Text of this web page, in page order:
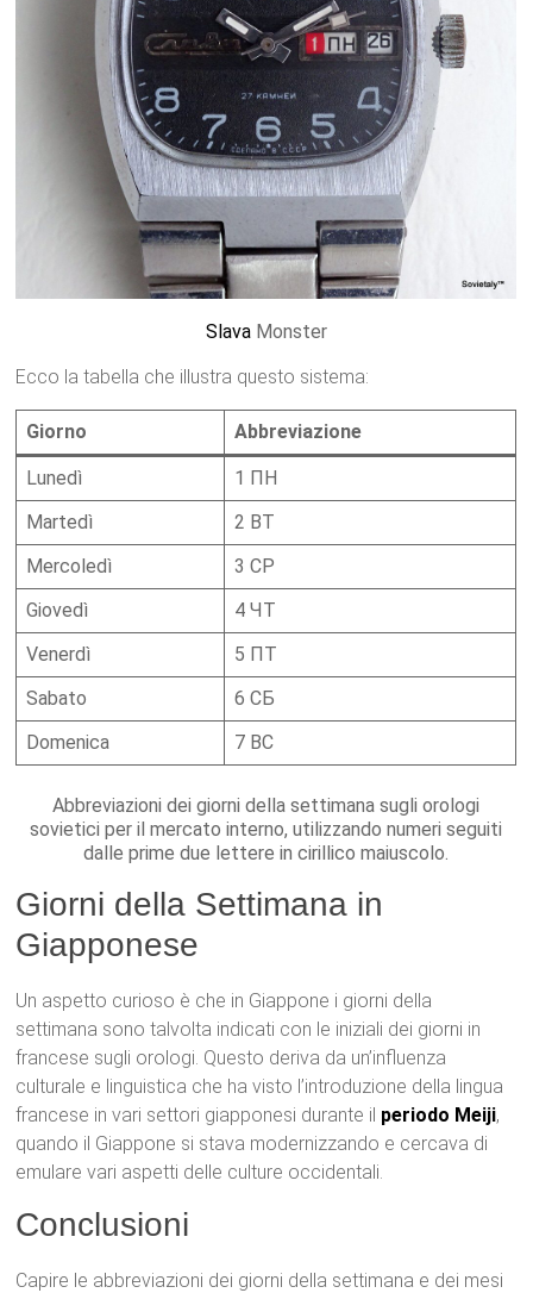
SlavaMonster
Ecco la tabella che illustra questo sistema:
Giorno Abbreviazione
Lunedì
1 ПН
Martedì
2 ВТ
Mercoledì
3 СР
Giovedì
4 ЧТ
Venerdì
5 ПТ
Sabato
6 СБ
Domenica
7 ВС
Abbreviazioni dei giorni della settimana sugli orologi
sovietici per il mercato interno, utilizzando numeri seguiti
dalle prime due lettere in cirillico maiuscolo.
Giorni della Settimana in
Giapponese
Un aspetto curioso è che in Giappone i giorni della
settimana sono talvolta indicati con le iniziali dei giorni in
francese sugli orologi. Questo deriva da un’influenza
culturale e linguistica che ha visto l’introduzione della lingua
francese in vari settori giapponesi durante il periodo Meiji,
quando il Giappone si stava modernizzando e cercava di
emulare vari aspetti delle culture occidentali.
Conclusioni
Capire le abbreviazioni dei giorni della settimana e dei mesi